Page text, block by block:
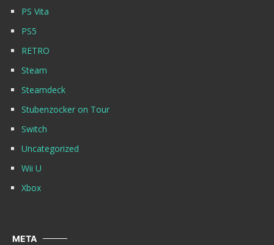
PS Vita
PS5
RETRO
Steam
Steamdeck
Stubenzocker on Tour
Switch
Uncategorized
Wii U
Xbox
META